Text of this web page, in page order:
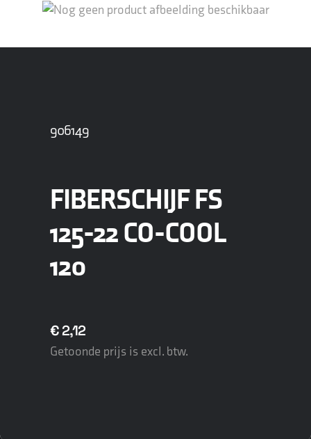
906149
FIBERSCHIJF FS
125-22 CO-COOL
120
€2,12
Getoonde prijs is excl. btw.